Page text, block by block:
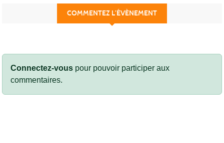
COMMENTEZ L’ÉVÈNEMENT
Connectez-vous pour pouvoir participer aux
commentaires.